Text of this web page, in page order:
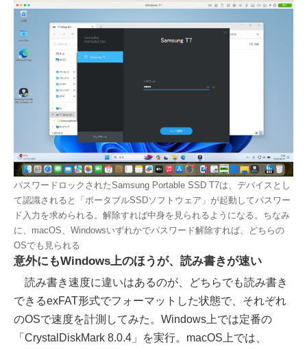
パスワードロックされたSamsung Portable SSD T7は、デバイスとし
て認識されると「ポータブルSSDソフトウェア」が起動してパスワー
ド入力を求められる。解除すれば中身を見られるようになる。ちなみ
に、macOS、Windowsいずれかでパスワード解除すれば、どちらの
OSでも見られる
意外にもWindows上のほうが、読み書きが速い
読み書き速度に違いはあるのが、どちらでも読み書き
できるexFAT形式でフォーマットした状態で、それぞれ
のOSで速度を計測してみた。Windows上では定番の
「CrystalDiskMark 8.0.4」を実行。macOS上では、